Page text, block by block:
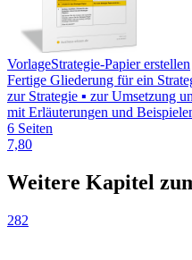
VorlageStrategie-Papier erstellen
Fertige Gliederung für ein
zur Strategie ▪ zur Umsetzung
mit Erläuterungen und
6 Seiten
7,80
Weitere Kapitel
282